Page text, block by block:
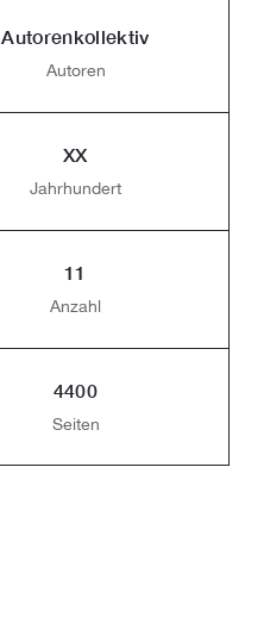
Autorenkollektiv
Autoren
XX
Jahrhundert
11
Anzahl
4400
Seiten